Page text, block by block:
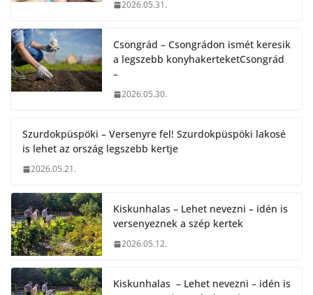
2026.05.31.
Csongrád – Csongrádon ismét keresik
a legszebb konyhakerteketCsongrád
–
2026.05.30.
Szurdokpüspöki – Versenyre fel! Szurdokpüspöki lakosé
is lehet az ország legszebb kertje
2026.05.21.
Kiskunhalas – Lehet nevezni – idén is
versenyeznek a szép kertek
2026.05.12.
Kiskunhalas – Lehet nevezni – idén is